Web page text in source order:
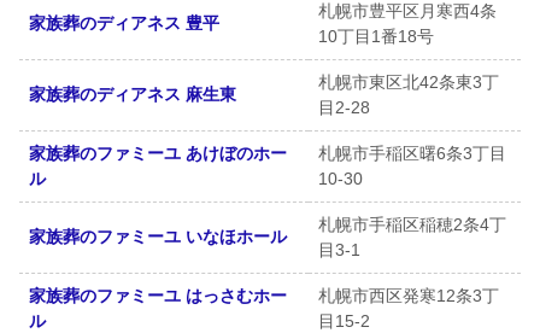
家族葬のディアネス 豊平
札幌市豊平区月寒西4条
10丁目1番18号
家族葬のディアネス 麻生東
札幌市東区北42条東3丁
目2-28
家族葬のファミーユ あけぼのホー
ル
札幌市手稲区曙6条3丁目
10-30
家族葬のファミーユ いなほホール
札幌市手稲区稲穂2条4丁
目3-1
家族葬のファミーユ はっさむホー
ル
札幌市西区発寒12条3丁
目15-2